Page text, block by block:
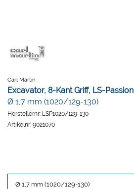
Carl Martin
Excavator, 8-Kant Griff, LS-Passion
Ø 1,7 mm (1020/129-130)
Herstellernr: LSP1020/129-130
Artikelnr: 9021070